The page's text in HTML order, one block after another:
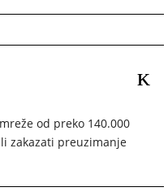
od preko 140.000
zakazati preuzimanje